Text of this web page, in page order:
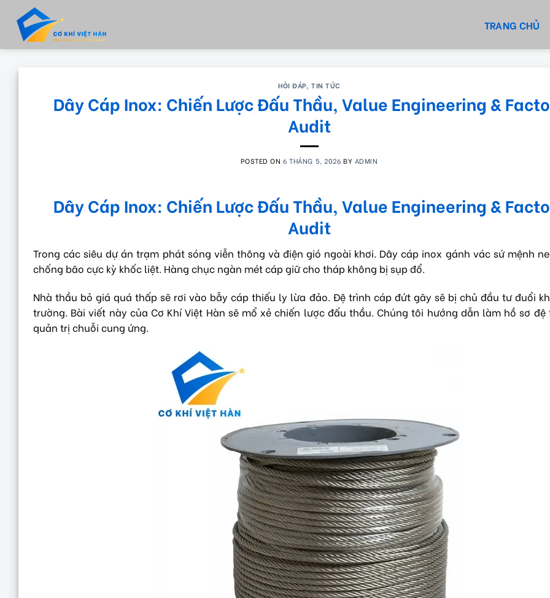
content
TRANG CHỦ
HỎI ĐÁP,TIN TỨC
Dây Cáp Inox: Chiến Lược Đấu Thầu, Value Engineering &
Audit
POSTED ON6 THÁNG 5, 2026 BY ADMIN
Dây Cáp Inox: Chiến Lược Đấu Thầu, Value Engineering &
Audit
Trong các siêu dự án trạm phát sóng viễn thông và điện gió ngoài khơi. Dây cáp inox gánh vác sứ mệnh
chống bão cực kỳ khốc liệt. Hàng chục ngàn mét cáp giữ cho tháp không bị sụp đổ.
Nhà thầu bỏ giá quá thấp sẽ rơi vào bẫy cáp thiếu ly lừa đảo. Đệ trình cáp đứt gãy sẽ bị chủ đầu tư đuổi
trường. Bài viết này của Cơ Khí Việt Hàn sẽ mổ xẻ chiến lược đấu thầu. Chúng tôi hướng dẫn làm hồ sơ đệ
quản trị chuỗi cung ứng.